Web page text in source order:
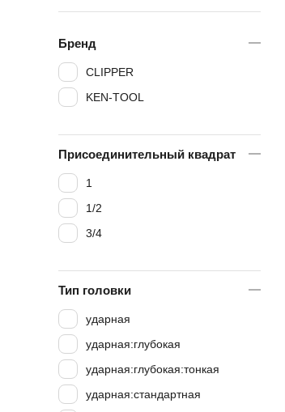
Бренд
CLIPPER
KEN-TOOL
Присоединительный квадрат
1
1/2
3/4
Тип головки
ударная
ударная:глубокая
ударная:глубокая:тонкая
ударная:стандартная